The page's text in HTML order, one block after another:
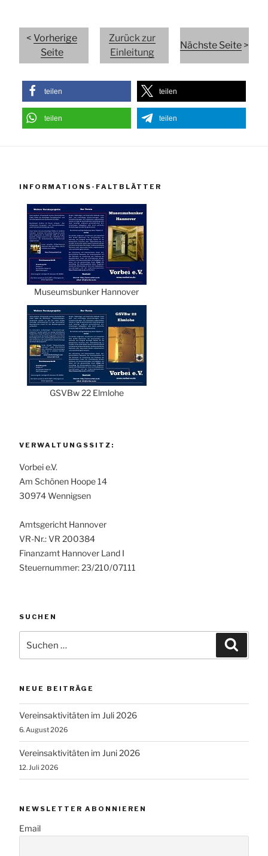
<Vorherige
Seite
Zurück zur
Einleitung
Nächste Seite >
teilen teilen
teilen teilen
INFORMATIONS-FALTBLÄTTER
Museumsbunker Hannover
GSVBw 22 Elmlohe
VERWALTUNGSSITZ:
Vorbei e.V.
Am Schönen Hoope 14
30974 Wennigsen
Amtsgericht Hannover
VR-Nr.: VR 200384
Finanzamt Hannover Land I
Steuernummer: 23/210/07111
SUCHEN
nach:
NEUE BEITRÄGE
Vereinsaktivitäten im Juli 2026
6. August 2026
Vereinsaktivitäten im Juni 2026
12. Juli 2026
NEWSLETTER ABONNIEREN
Email